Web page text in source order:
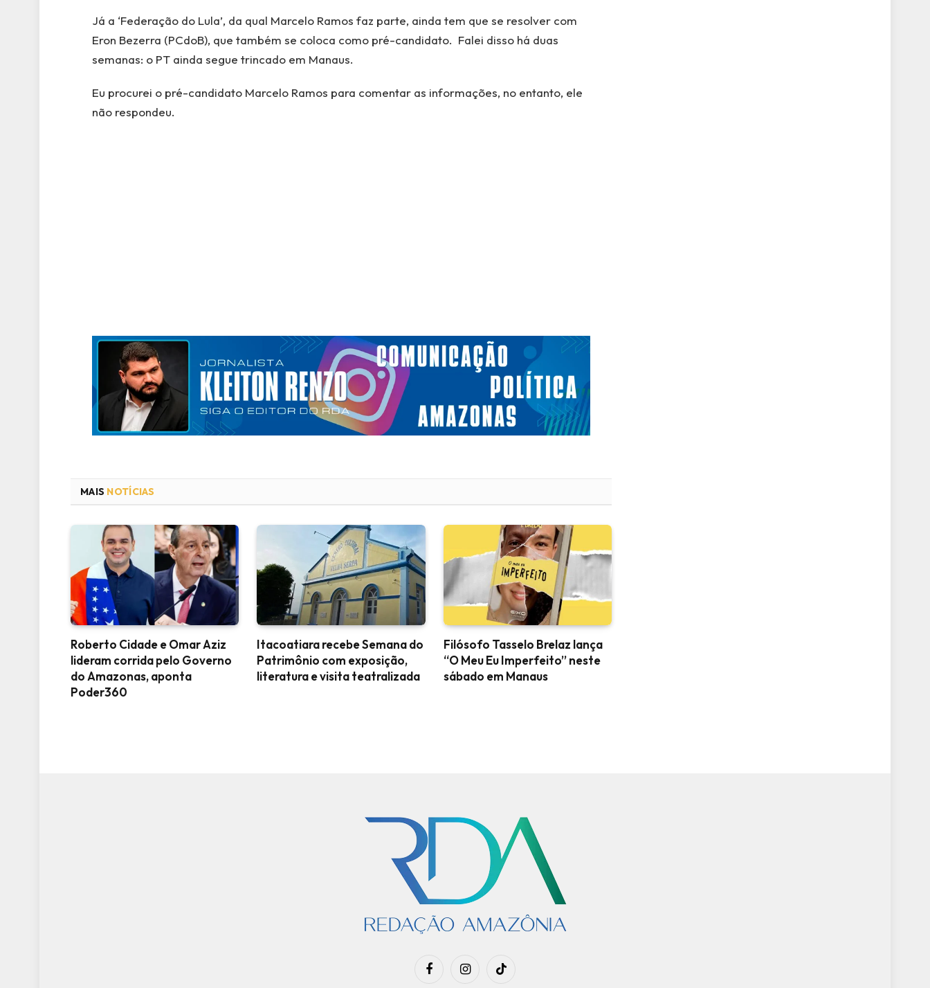
Já a ‘Federação do Lula’, da qual Marcelo Ramos faz parte, ainda tem que se resolver com
Eron Bezerra (PCdoB), que também se coloca como pré-candidato. Falei disso há duas
semanas: o PT ainda segue trincado em Manaus.
Eu procurei o pré-candidato Marcelo Ramos para comentar as informações, no entanto, ele
não respondeu.
MAIS NOTÍCIAS
Roberto Cidade e Omar Aziz
lideram corrida pelo Governo
do Amazonas, aponta
Poder360
Itacoatiara recebe Semana do
Patrimônio com exposição,
literatura e visita teatralizada
Filósofo Tasselo Brelaz lança
“O Meu Eu Imperfeito” neste
sábado em Manaus
FacebookInstagramTikTok